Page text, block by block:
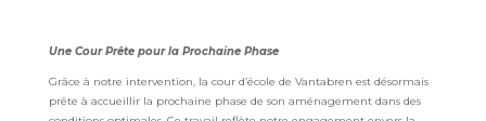
Une Cour Prête pour la Prochaine Phase
Grâce à notre intervention, la cour d’école de Vantabren est désormais
prête à accueillir la prochaine phase de son aménagement dans des